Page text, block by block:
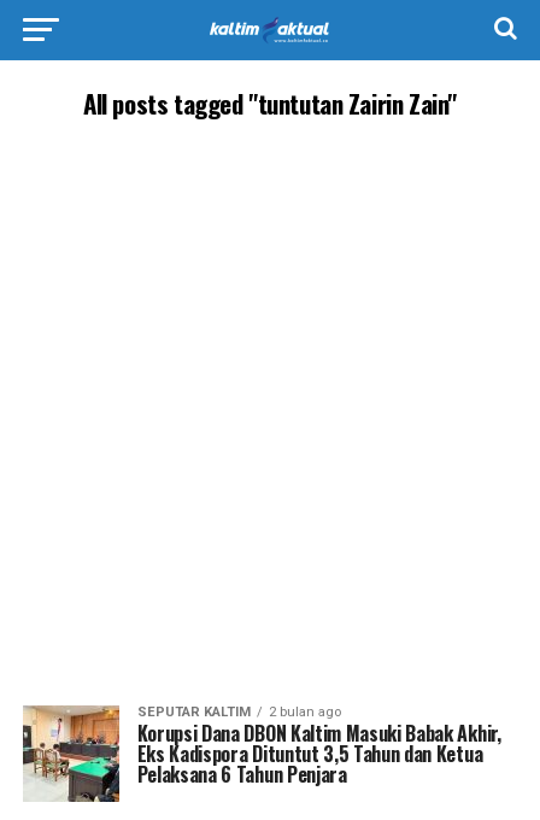
All posts tagged "tuntutan Zairin Zain"
SEPUTAR KALTIM 2 bulan ago
Korupsi Dana DBON Kaltim Masuki Babak Akhir,
Eks Kadispora Dituntut 3,5 Tahun dan Ketua
Pelaksana 6 Tahun Penjara